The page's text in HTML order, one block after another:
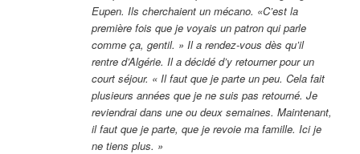
Eupen. Ils cherchaient un mécano. «C’est la
première fois que je voyais un patron qui parle
comme ça, gentil. » Il a rendez-vous dès qu’il
rentre d’Algérie. Il a décidé d’y retourner pour un
court séjour. « Il faut que je parte un peu. Cela fait
plusieurs années que je ne suis pas retourné. Je
reviendrai dans une ou deux semaines. Maintenant,
il faut que je parte, que je revoie ma famille. Ici je
ne tiens plus. »